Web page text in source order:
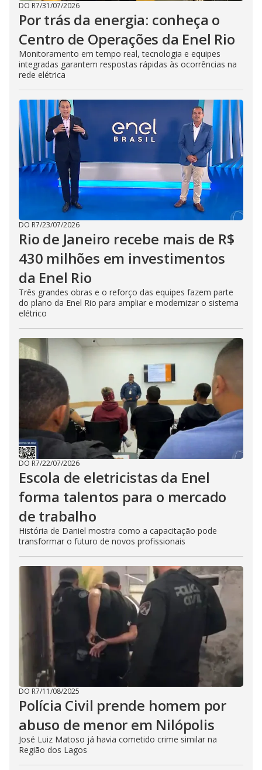
DO R7/31/07/2026
Por trás da energia: conheça o
Centro de Operações da Enel Rio
Monitoramento em tempo real, tecnologia e equipes
integradas garantem respostas rápidas às ocorrências na
rede elétrica
DO R7/23/07/2026
Rio de Janeiro recebe mais de R$
430 milhões em investimentos
da Enel Rio
Três grandes obras e o reforço das equipes fazem parte
do plano da Enel Rio para ampliar e modernizar o sistema
elétrico
DO R7/22/07/2026
Escola de eletricistas da Enel
forma talentos para o mercado
de trabalho
História de Daniel mostra como a capacitação pode
transformar o futuro de novos profissionais
DO R7/11/08/2025
Polícia Civil prende homem por
abuso de menor em Nilópolis
José Luiz Matoso já havia cometido crime similar na
Região dos Lagos